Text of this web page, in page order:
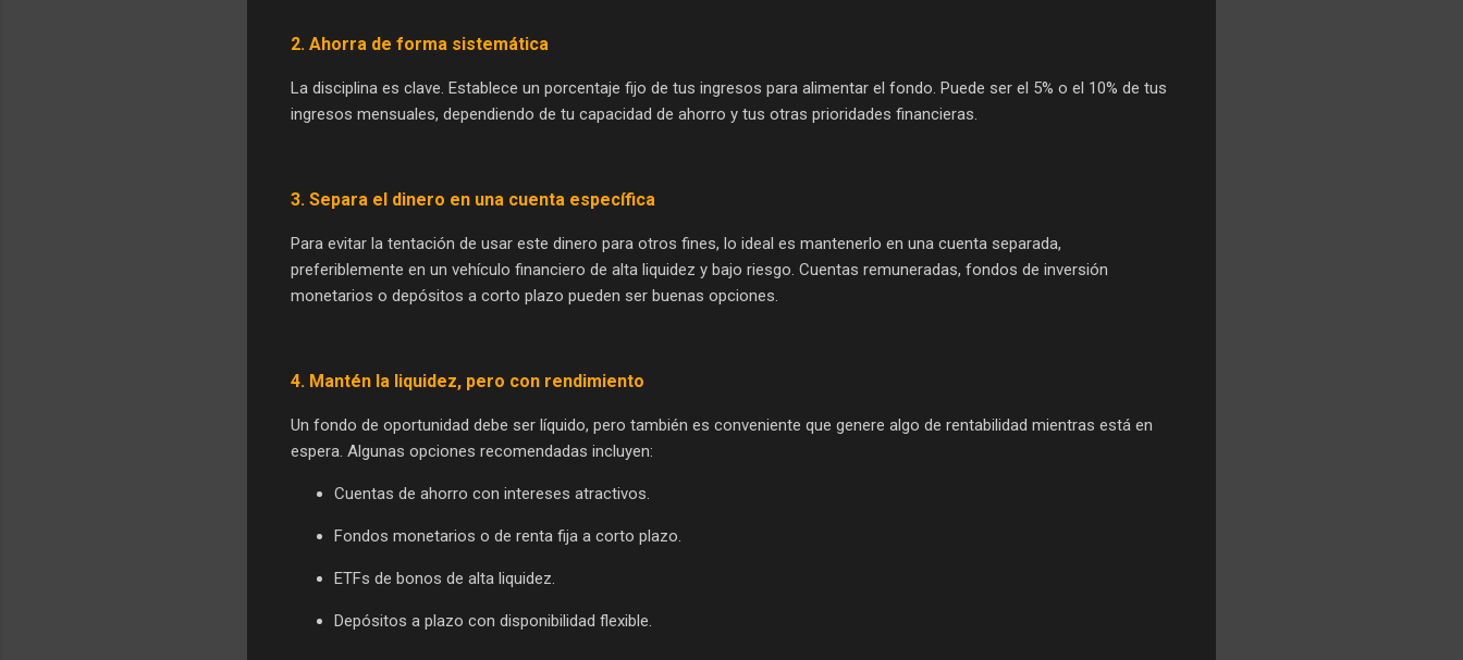
2. Ahorra de forma sistemática
La disciplina es clave. Establece un porcentaje fijo de tus ingresos para alimentar el fondo. Puede ser el 5% o el 10% de tus
ingresos mensuales, dependiendo de tu capacidad de ahorro y tus otras prioridades financieras.
3. Separa el dinero en una cuenta específica
Para evitar la tentación de usar este dinero para otros fines, lo ideal es mantenerlo en una cuenta separada,
preferiblemente en un vehículo financiero de alta liquidez y bajo riesgo. Cuentas remuneradas, fondos de inversión
monetarios o depósitos a corto plazo pueden ser buenas opciones.
4. Mantén la liquidez, pero con rendimiento
Un fondo de oportunidad debe ser líquido, pero también es conveniente que genere algo de rentabilidad mientras está en
espera. Algunas opciones recomendadas incluyen:
Cuentas de ahorro con intereses atractivos.
Fondos monetarios o de renta fija a corto plazo.
ETFs de bonos de alta liquidez.
Depósitos a plazo con disponibilidad flexible.